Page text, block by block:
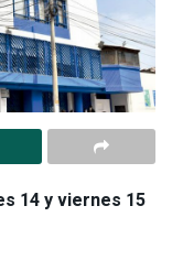
14 y viernes 15